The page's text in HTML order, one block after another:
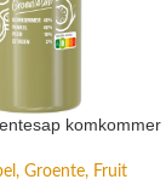
komkommer
Groente, Fruit